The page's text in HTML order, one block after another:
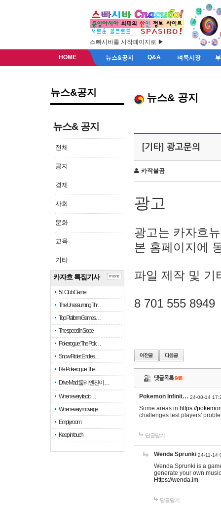
스빠시바를 시작페이지로 ▶
HOME 뉴스&공지 Q&A 벼룩시장
뉴스&공지
뉴스& 공지
전체
공지
경제
사회
문화
교육
기타
카자흐 특집기사
51 Club Game
The Unassuming Thr…
Top Platform Games…
The speed in Slope
Pokerogue: The Pok…
Snow Rider: Endles…
Re: Pokerogue: The…
Drive Mad: 물리 엔진이 …
When every fractio…
When every move ge…
Empty room
Keep in touch
more
뉴스& 공지
[기타] 광고문의
카작불곰
광고
광고는 카자흐
본 홈페이지에
파일 제작 및 기
8 701 555 8949
댓글목록948
Pokemon Infinit… 24-08-14
Some areas in https://
challenges test players'
답글달기
Wenda Sprunki 24-11-14
Wenda Sprunki is a
generate your own
Https://wenda.im
답글달기